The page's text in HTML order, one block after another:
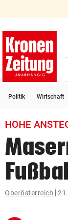
account_circle Anmelden
bookmark
Suchbegriff
eingeben
Politik Wirtschaft
HOHE
Oberösterreich